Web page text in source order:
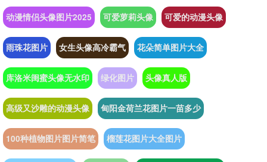
动漫情侣头像图片2025 可爱萝莉头像 可爱的动漫头像
雨珠花图片 女生头像高冷霸气 花朵简单图片大全
库洛米闺蜜头像无水印 绿化图片 头像真人版
高级又沙雕的动漫头像 甸阳金荷兰花图片一苗多少
100种植物图片图片简笔 榴莲花图片大全图片